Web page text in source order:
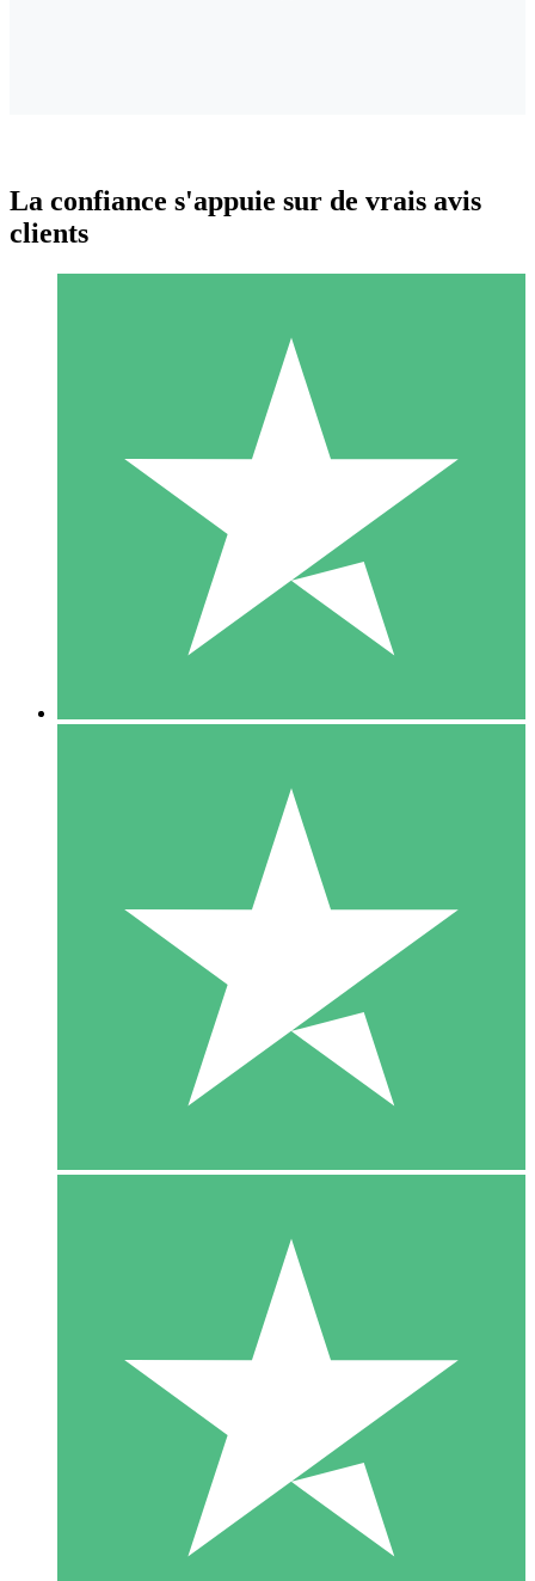
Packs de Crédits Individuels
Payez à l'utilisation avec des crédits de téléchargement. Sans
1 Téléchargement
10 00
10 Téléchargements
20 00
La confiance s'appuie sur de vrais avis
clients